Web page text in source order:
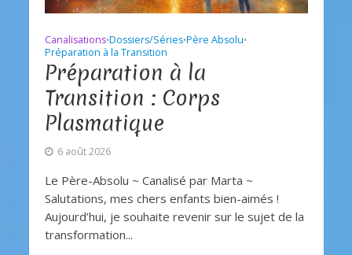
Canalisations•Dossiers/Séries•Père Absolu•
Préparation à la Transition
Préparation à la
Transition : Corps
Plasmatique
6 août 2026
Le Père-Absolu ~ Canalisé par Marta ~
Salutations, mes chers enfants bien-aimés !
Aujourd’hui, je souhaite revenir sur le sujet de la
transformation...